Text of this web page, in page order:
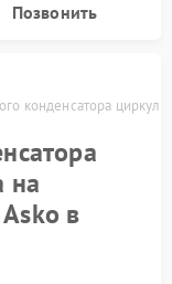
Позвонить
конденсатора
на
в